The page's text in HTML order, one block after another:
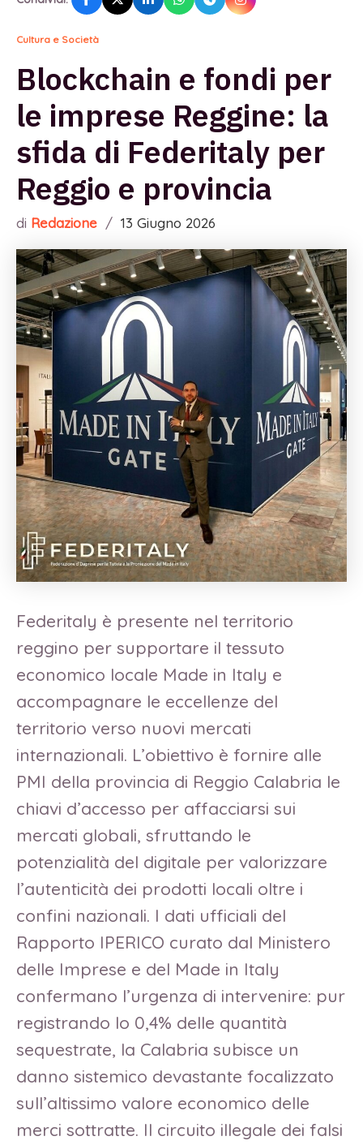
Cultura e Società
Blockchain e fondi per
le imprese Reggine: la
sfida di Federitaly per
Reggio e provincia
di Redazione / 13 Giugno 2026
Federitaly è presente nel territorio
reggino per supportare il tessuto
economico locale Made in Italy e
accompagnare le eccellenze del
territorio verso nuovi mercati
internazionali. L’obiettivo è fornire alle
PMI della provincia di Reggio Calabria le
chiavi d’accesso per affacciarsi sui
mercati globali, sfruttando le
potenzialità del digitale per valorizzare
l’autenticità dei prodotti locali oltre i
confini nazionali. I dati ufficiali del
Rapporto IPERICO curato dal Ministero
delle Imprese e del Made in Italy
confermano l’urgenza di intervenire: pur
registrando lo 0,4% delle quantità
sequestrate, la Calabria subisce un
danno sistemico devastante focalizzato
sull’altissimo valore economico delle
merci sottratte. Il circuito illegale dei falsi